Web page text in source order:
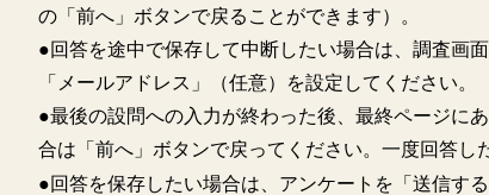
の「前へ」ボタンで戻ることができます）。
●回答を途中で保存して中断したい場合は、調査画
「メールアドレス」（任意）を設定してください。
●最後の設問への入力が終わった後、最終ページに
合は「前へ」ボタンで戻ってください。一度回答し
●回答を保存したい場合は、アンケートを「送信す